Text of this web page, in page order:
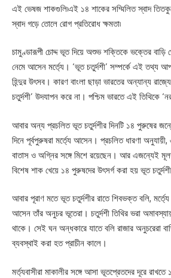
এই ভেষজ শাকগুলি৷এই ১৪ শাকের সম্মিলিত স্বাদ
স্বাদ গড়ে তোলে রোগ প্রতিরোধ ক্ষমতা৷
চামুণ্ডারূপী চোদ্দ ভূত দিয়ে অশুভ শক্তিকে ভক্তের বাড়ি
নেমে আসেন মর্ত্যে। ‘ভূত চতুর্দশী’ সম্পর্কে এই তথ্য
হিন্দুর উৎসব। কারণ বাংলা ছাড়া ভারতের অন্যান্য
চতুর্দশী’ উদযাপন করে না। পশ্চিম ভারতে এই তিথিকে
আবার অন্য প্রচলিত ভূত চতুর্দশীর দিনটি ১৪ পুরুষের
দিনে পূর্বপুরুষরা মর্ত্যে আসেন। প্রচলিত ধারণা
বাতাস ও অগ্নির সঙ্গে মিশে রয়েছেন। আর এজন্যেই
বিশেষ শাক খেয়ে ১৪ পুরুষদের উৎসর্গ করা হয় ভূত
আবার পূরাণ মতে ভূত চতুর্দশীর রাতে শিবভক্ত বলি,
আসেন তাঁর অনুচর ভূতেরা। চতুর্দশী তিথির ভরা
থাকে। সেই ঘন অন্ধকারে যাতে বলি রাজার অনুচরেরা
ব্যবস্থাই করা হত প্রাচীন কালে।
মর্ত্যবাসীরা মাকালীর সঙ্গে আসা ভূতপ্রেতদের দূরে